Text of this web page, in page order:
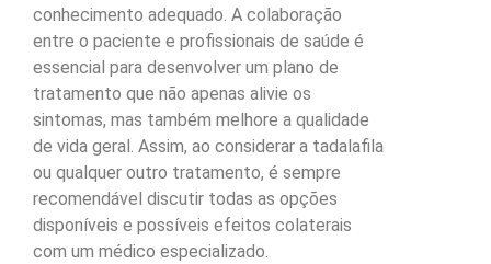
conhecimento adequado. A colaboração
entre o paciente e profissionais de saúde é
essencial para desenvolver um plano de
tratamento que não apenas alivie os
sintomas, mas também melhore a qualidade
de vida geral. Assim, ao considerar a tadalafila
ou qualquer outro tratamento, é sempre
recomendável discutir todas as opções
disponíveis e possíveis efeitos colaterais
com um médico especializado.